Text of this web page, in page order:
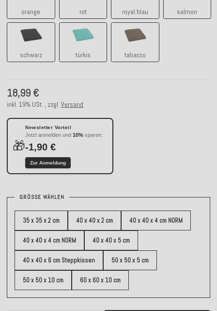
orange rot royal blau salmon
schwarz
schwarz
türkis
türkis
tabacco
tabacco
18,99 €
inkl. 19% USt. , zzgl. Versand
🎁
Newsletter Vorteil
Jetzt anmelden und 10% sparen:
-1,90 €
Zur Anmeldung
GRÖSSE WÄHLEN
35 x 35 x 2 cm 40 x 40 x 2 cm 40 x 40 x 4 cm NORM
40 x 40 x 4 cm NORM 40 x 40 x 5 cm
40 x 40 x 6 cm Steppkissen 50 x 50 x 5 cm
50 x 50 x 10 cm 60 x 60 x 10 cm